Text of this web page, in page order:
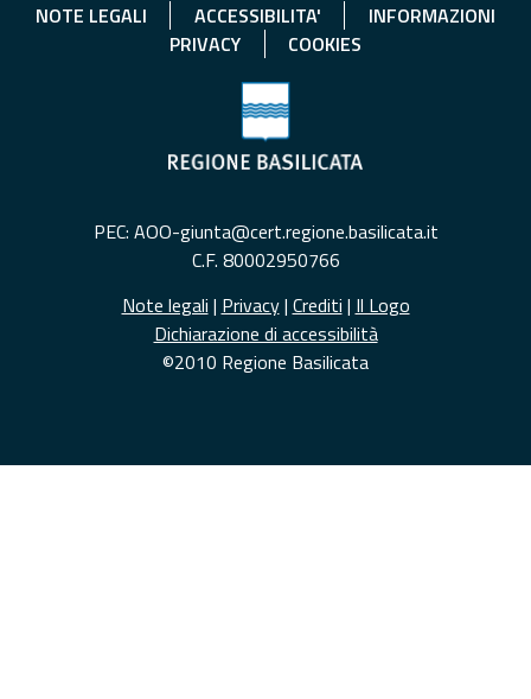
NOTE LEGALI ACCESSIBILITA'
INFORMAZIONI
PRIVACY
COOKIES
PEC: AOO-giunta@cert.regione.basilicata.it
C.F. 80002950766
Note legali | Privacy| Crediti | Il Logo
Dichiarazione di accessibilità
©2010 Regione Basilicata